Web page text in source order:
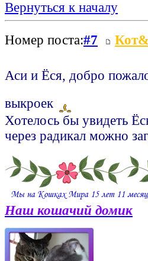
Вернуться к началу
Номер поста:#7
Аси и Ёся, добро
выкроек
Хотелось бы увидеть
через радикал можно
Наш кошачий домик